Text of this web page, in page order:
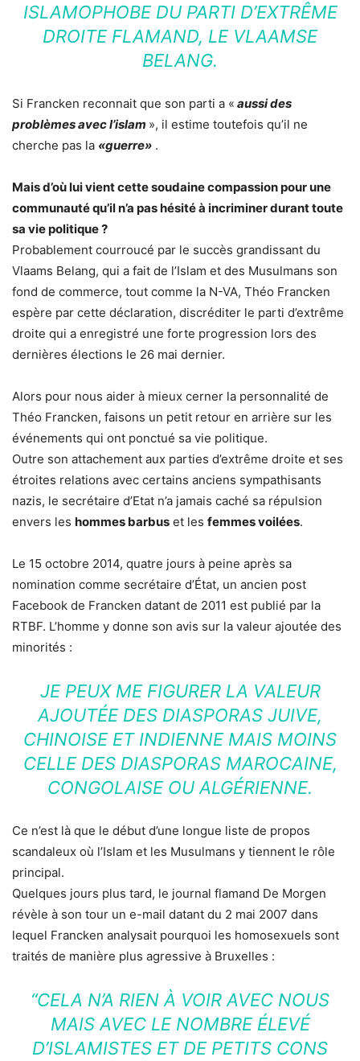
ISLAMOPHOBE DU PARTI D’EXTRÊME
DROITE FLAMAND, LE VLAAMSE
BELANG.
Si Francken reconnait que son parti a « aussi des
problèmes avec l’islam », il estime toutefois qu’il ne
cherche pas la «guerre» .
Mais d’où lui vient cette soudaine compassion pour une
communauté qu’il n’a pas hésité à incriminer durant toute
sa vie politique ?
Probablement courroucé par le succès grandissant du
Vlaams Belang, qui a fait de l’Islam et des Musulmans son
fond de commerce, tout comme la N-VA, Théo Francken
espère par cette déclaration, discréditer le parti d’extrême
droite qui a enregistré une forte progression lors des
dernières élections le 26 mai dernier.
Alors pour nous aider à mieux cerner la personnalité de
Théo Francken, faisons un petit retour en arrière sur les
événements qui ont ponctué sa vie politique.
Outre son attachement aux parties d’extrême droite et ses
étroites relations avec certains anciens sympathisants
nazis, le secrétaire d’Etat n’a jamais caché sa répulsion
envers les hommes barbus et les femmes voilées.
Le 15 octobre 2014, quatre jours à peine après sa
nomination comme secrétaire d’État, un ancien post
Facebook de Francken datant de 2011 est publié par la
RTBF. L’homme y donne son avis sur la valeur ajoutée des
minorités :
JE PEUX ME FIGURER LA VALEUR
AJOUTÉE DES DIASPORAS JUIVE,
CHINOISE ET INDIENNE MAIS MOINS
CELLE DES DIASPORAS MAROCAINE,
CONGOLAISE OU ALGÉRIENNE.
Ce n’est là que le début d’une longue liste de propos
scandaleux où l’Islam et les Musulmans y tiennent le rôle
principal.
Quelques jours plus tard, le journal flamand De Morgen
révèle à son tour un e-mail datant du 2 mai 2007 dans
lequel Francken analysait pourquoi les homosexuels sont
traités de manière plus agressive à Bruxelles :
“CELA N’A RIEN À VOIR AVEC NOUS
MAIS AVEC LE NOMBRE ÉLEVÉ
D’ISLAMISTES ET DE PETITS CONS